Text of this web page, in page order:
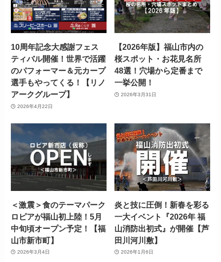
10周年記念大感謝フェス
ティバル開催！世界で活躍
のパフォーマー＆元カープ
選手もやってくる！【リノ
アークグループ】
2026年4月22日
【2026年版】福山市内の
桜スポット・お花見名所
48選！穴場から定番まで
一挙公開！
2026年3月31日
＜激震＞食のテーマパーク
ロピアが福山初上陸！5月
中旬頃オープン予定！【福
山市新市町】
2026年3月4日
炎と技に圧倒！新春を彩る
一大イベント『2026年 福
山消防出初式』が開催【芦
田川河川敷】
2026年1月6日